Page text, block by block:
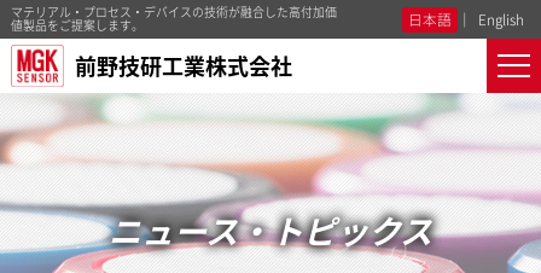
マテリアル・プロセス・デバイスの技術が融合した高付加価
値製品をご提案します。 日本語 English
前野技研工業株式会社
ニュース・トピックス